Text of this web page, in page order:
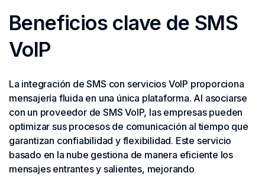
Beneficios clave de SMS
VoIP
La integración de SMS con servicios VoIP proporciona
mensajería fluida en una única plataforma. Al asociarse
con un proveedor de SMS VoIP, las empresas pueden
optimizar sus procesos de comunicación al tiempo que
garantizan confiabilidad y flexibilidad. Este servicio
basado en la nube gestiona de manera eficiente los
mensajes entrantes y salientes, mejorando